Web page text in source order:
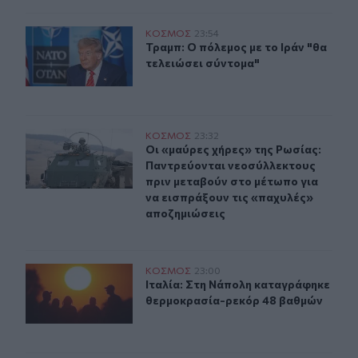
Τραμπ: Ο πόλεμος με το Ιράν "θα τελειώσει σύντομα"
ΚΟΣΜΟΣ 23:54
Τραμπ: Ο πόλεμος με το Ιράν "θα
Τραμπ: Ο πόλεμος με το Ιράν "θα
τελειώσει σύντομα"
Οι «μαύρες χήρες» της Ρωσίας: Παντρεύονται
ΚΟΣΜΟΣ 23:32
Οι «μαύρες χήρες» της Ρωσίας:
Οι «μαύρες χήρες» της Ρωσίας:
Παντρεύονται νεοσύλλεκτους
πριν μεταβούν στο μέτωπο για
να εισπράξουν τις «παχυλές»
αποζημιώσεις
Ιταλία: Στη Νάπολη καταγράφηκε θερμοκρασία-ρεκόρ
ΚΟΣΜΟΣ 23:00
Ιταλία: Στη Νάπολη καταγράφηκε
Ιταλία: Στη Νάπολη καταγράφηκε
θερμοκρασία-ρεκόρ 48 βαθμών